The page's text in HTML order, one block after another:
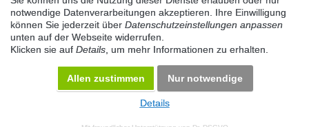
Benachrichtigung aktivieren
KOSTENLOS INSERIEREN
notwendige Datenverarbeitungen akzeptieren. Ihre Einwilligung
können Sie jederzeit über Datenschutzeinstellungen anpassen
unten auf der Webseite widerrufen.
Klicken sie auf Details , um mehr Informationen zu erhalten.
Allen zustimmen Nur notwendige
Details